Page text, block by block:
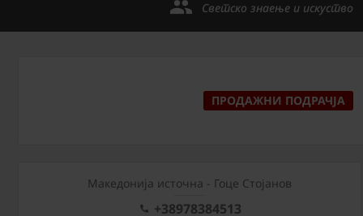
Светско знаење и искуство
ПРОДАЖНИ ПОДРАЧЈА
Македонија источна - Гоце Стојанов
+38978384513